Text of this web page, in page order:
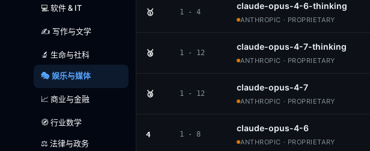
💻 软件 & IT
✍️ 写作与文学
🔬 生命与社科
🎭 娱乐与媒体
📈 商业与金融
🧭 行业数学
⚖️ 法律与政务
🥇 1 - 4
claude-opus-4-6-thinking
ANTHROPIC · PROPRIETARY
🥈 1 - 12
claude-opus-4-7-thinking
ANTHROPIC · PROPRIETARY
🥉 1 - 12
claude-opus-4-7
ANTHROPIC · PROPRIETARY
4 1 - 8
claude-opus-4-6
ANTHROPIC · PROPRIETARY